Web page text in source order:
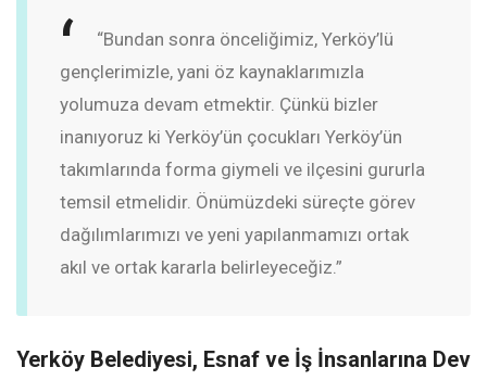
“Bundan sonra önceliğimiz, Yerköy’lü
gençlerimizle, yani öz kaynaklarımızla
yolumuza devam etmektir. Çünkü bizler
inanıyoruz ki Yerköy’ün çocukları Yerköy’ün
takımlarında forma giymeli ve ilçesini gururla
temsil etmelidir. Önümüzdeki süreçte görev
dağılımlarımızı ve yeni yapılanmamızı ortak
akıl ve ortak kararla belirleyeceğiz.”
Yerköy Belediyesi, Esnaf ve İş İnsanlarına Dev